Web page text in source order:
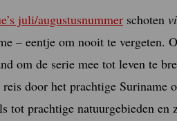
juli/augustusnummer schoten
– eentje om nooit te vergeten.
om de serie mee tot leven te
door het prachtige Suriname
tot prachtige natuurgebieden en